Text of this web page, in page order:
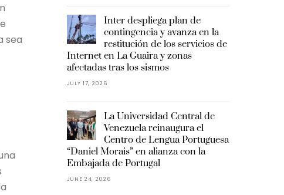
sea
Inter despliega plan de
contingencia y avanza en la
restitución de los servicios de
Internet en La Guaira y zonas
afectadas tras los sismos
JULY 17, 2026
La Universidad Central de
Venezuela reinaugura el
Centro de Lengua Portuguesa
“Daniel Morais” en alianza con la
Embajada de Portugal
JUNE 24, 2026